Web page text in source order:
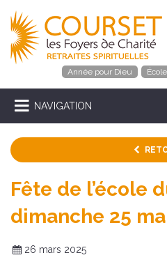
Année pour Dieu
NAVIGATION
Fête de l’école
dimanche 25
26 mars 2025